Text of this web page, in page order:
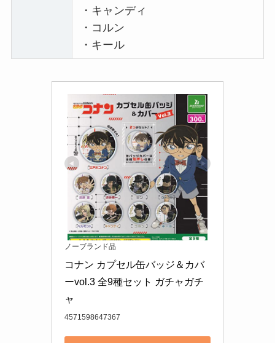
・キャンディ
・コルン
・キール
ノーブランド品
コナン カプセル缶バッジ＆カバ
ーvol.3 全9種セット ガチャガチ
ャ
4571598647367